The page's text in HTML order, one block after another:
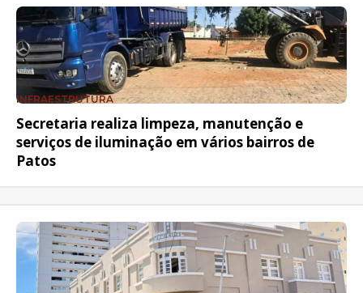
INFRAESTRUTURA
Secretaria realiza limpeza, manutenção e
serviços de iluminação em vários bairros de
Patos